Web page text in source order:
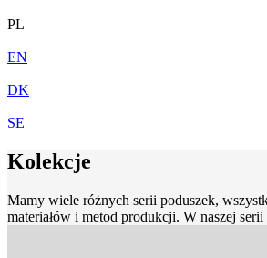
PL
EN
DK
SE
Kolekcje
Mamy wiele różnych serii poduszek,
materiałów i metod produkcji. W naszej